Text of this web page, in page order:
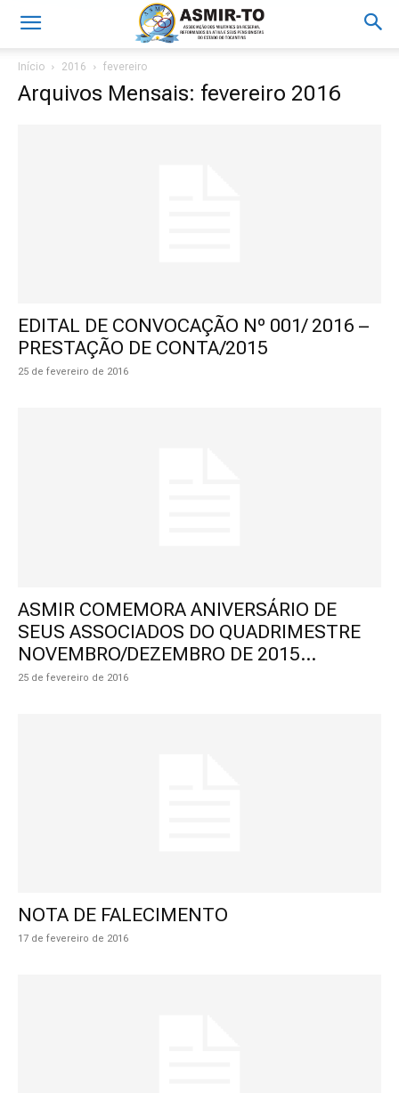
Início 2016 fevereiro
Arquivos Mensais: fevereiro 2016
EDITAL DE CONVOCAÇÃO Nº 001/ 2016 –
PRESTAÇÃO DE CONTA/2015
25 de fevereiro de 2016
ASMIR COMEMORA ANIVERSÁRIO DE
SEUS ASSOCIADOS DO QUADRIMESTRE
NOVEMBRO/DEZEMBRO DE 2015...
25 de fevereiro de 2016
NOTA DE FALECIMENTO
17 de fevereiro de 2016